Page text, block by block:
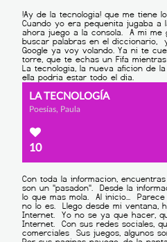
LA TECNOLOGÍA
Poesías, Paula
10